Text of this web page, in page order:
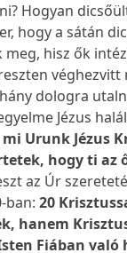
Hogyan
hogy a sátán
hisz ők
dologra
Jézus
Urunk Jézus
hogy ti az
az Úr
ban:20
hanem
Fiában